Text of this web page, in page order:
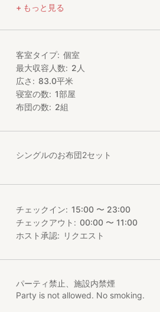
までも電車で便利です。
お部屋
和室に、布団2セット、オフィススペ
納できるスペースも十分にあります。
客室の外にゲスト様専用の冷蔵庫と
トイレは個室のすぐ隣にあり、シャワ
客室は個室ですが、お風呂、トイレ
駐車場1台分あり（無料）。※1台分し
望されるお客様は、お申し込み時に
もっと見る
客室タイプ 個室
最大収容人数
2 人
広さ
83.0平米
寝室の数
1部屋
布団の数
2組
シングルのお布団2セット
チェックイン
15:00 〜 23:00
チェックアウト
00:00 〜 11:00
ホスト承認
リクエスト
パーティ禁止、施設内禁煙
Party is not allowed. No smoking.